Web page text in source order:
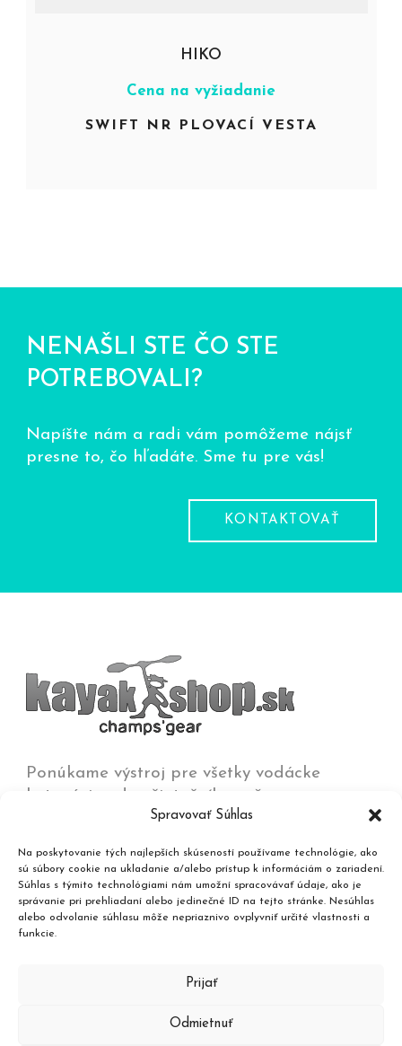
Spravovať Súhlas
Na poskytovanie tých najlepších skúseností používame technológie, ako
sú súbory cookie na ukladanie a/alebo prístup k informáciám o zariadení.
Súhlas s týmito technológiami nám umožní spracovávať údaje, ako je
správanie pri prehliadaní alebo jedinečné ID na tejto stránke. Nesúhlas
alebo odvolanie súhlasu môže nepriaznivo ovplyvniť určité vlastnosti a
funkcie.
Prijať
Odmietnuť
HIKO
Cena na vyžiadanie
SWIFT NR PLOVACÍ VESTA
NENAŠLI STE ČO STE
POTREBOVALI?
Napíšte nám a radi vám pomôžeme nájsť
presne to, čo hľadáte. Sme tu pre vás!
KONTAKTOVAŤ
Ponúkame výstroj pre všetky vodácke
kategórie od začiatočníkov až po
olympijských víťazov na všetkých typoch vôd
najdivokejšie rieky, umelé trate a moria.
Kontakt